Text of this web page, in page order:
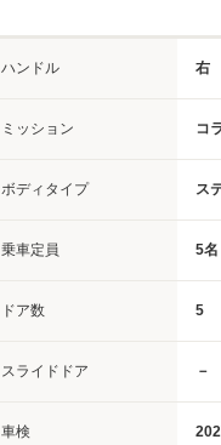
ハンドル 右
ミッション コ
ボディタイプ ス
乗車定員 5名
ドア数 5
スライドドア －
車検